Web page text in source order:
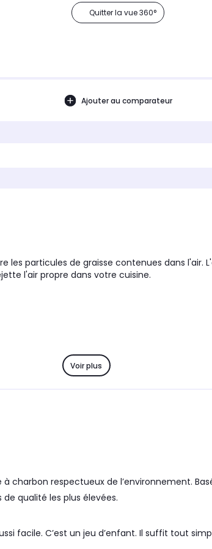
Quitter la vue 360°
Ajouter au comparateur
particules de graisse contenues dans l'air.
l'air propre dans votre cuisine.
Voir plus
à charbon respectueux de l’environnement.
qualité les plus élevées.
facile. C’est un jeu d’enfant. Il suffit tout